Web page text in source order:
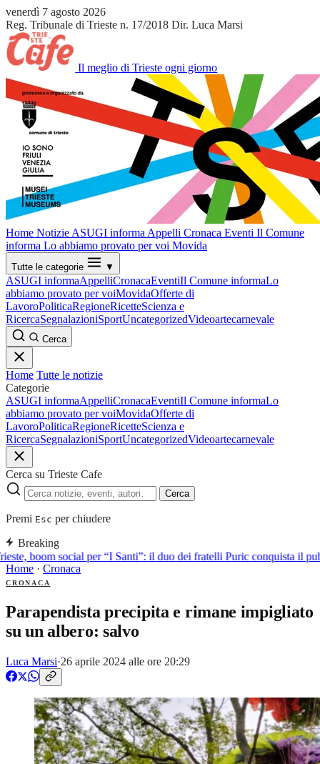
venerdì 7 agosto 2026
Reg. Tribunale di Trieste n. 17/2018 Dir. Luca Marsi
Il meglio di Trieste ogni giorno
Home Notizie ASUGI informa Appelli Cronaca Eventi Il Comune
informa Lo abbiamo provato per voi Movida
Tutte le categorie ▼
ASUGI informaAppelliCronacaEventiIl Comune informaLo
abbiamo provato per voiMovidaOfferte di
LavoroPoliticaRegioneRicetteScienza e
RicercaSegnalazioniSportUncategorizedVideoartecarnevale
Cerca
Home Tutte le notizie
Categorie
ASUGI informaAppelliCronacaEventiIl Comune informaLo
abbiamo provato per voiMovidaOfferte di
LavoroPoliticaRegioneRicetteScienza e
RicercaSegnalazioniSportUncategorizedVideoartecarnevale
Cerca su Trieste Cafe
Cerca
Premi Esc per chiudere
Breaking
boom social per “I Santi”: il duo dei fratelli Puric conquista il
Home · Cronaca
CRONACA
Parapendista precipita e rimane impigliato
su un albero: salvo
Luca Marsi·26 aprile 2024 alle ore 20:29